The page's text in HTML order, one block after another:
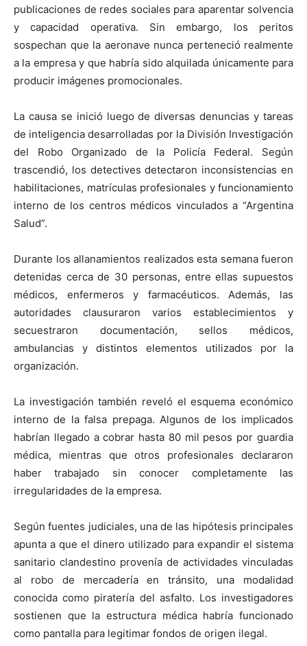
publicaciones de redes sociales para aparentar solvencia
y capacidad operativa. Sin embargo, los peritos
sospechan que la aeronave nunca perteneció realmente
a la empresa y que habría sido alquilada únicamente para
producir imágenes promocionales.
La causa se inició luego de diversas denuncias y tareas
de inteligencia desarrolladas por la División Investigación
del Robo Organizado de la Policía Federal. Según
trascendió, los detectives detectaron inconsistencias en
habilitaciones, matrículas profesionales y funcionamiento
interno de los centros médicos vinculados a “Argentina
Salud”.
Durante los allanamientos realizados esta semana fueron
detenidas cerca de 30 personas, entre ellas supuestos
médicos, enfermeros y farmacéuticos. Además, las
autoridades clausuraron varios establecimientos y
secuestraron documentación, sellos médicos,
ambulancias y distintos elementos utilizados por la
organización.
La investigación también reveló el esquema económico
interno de la falsa prepaga. Algunos de los implicados
habrían llegado a cobrar hasta 80 mil pesos por guardia
médica, mientras que otros profesionales declararon
haber trabajado sin conocer completamente las
irregularidades de la empresa.
Según fuentes judiciales, una de las hipótesis principales
apunta a que el dinero utilizado para expandir el sistema
sanitario clandestino provenía de actividades vinculadas
al robo de mercadería en tránsito, una modalidad
conocida como piratería del asfalto. Los investigadores
sostienen que la estructura médica habría funcionado
como pantalla para legitimar fondos de origen ilegal.